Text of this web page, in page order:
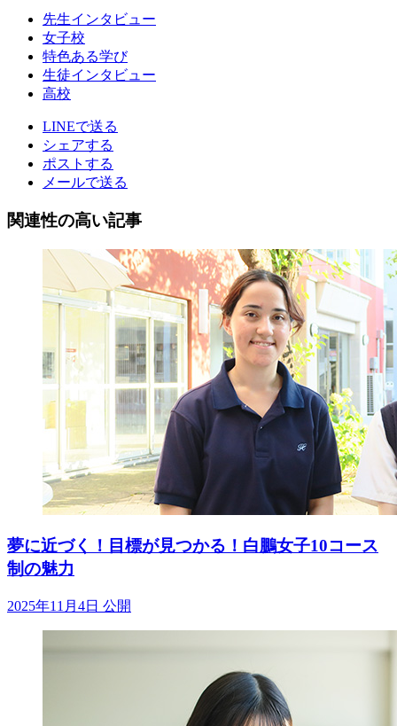
先生インタビュー
女子校
特色ある学び
生徒インタビュー
高校
LINEで送る
シェアする
ポストする
メールで送る
関連性の高い記事
夢に近づく！目標が見つかる！白鵬女子10コース
制の魅力
2025年11月4日 公開